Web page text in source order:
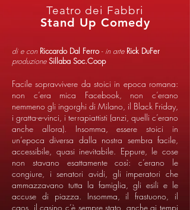
Stand Up Comedy
Teatro dei Fabbri
di e con Riccardo Dal Ferro- in arte Rick DuFer
produzione Sillaba Soc.Coop
Facile sopravvivere da stoici in epoca romana:
non c’era mica Facebook, non c’erano
nemmeno gli ingorghi di Milano, il Black Friday,
i gratta-e-vinci, i terrapiattisti (anzi, quelli c’erano
anche allora). Insomma, essere stoici in
un’epoca diversa dalla nostra sembra facile,
accessibile, quasi inevitabile. Eppure, le cose
non stavano esattamente così: c’erano le
congiure, i senatori avidi, gli imperatori che
ammazzavano tutta la famiglia, gli esili e le
accuse di piazza. Insomma, il frastuono, il
caos, il casino c’è sempre stato, anche ai tempi